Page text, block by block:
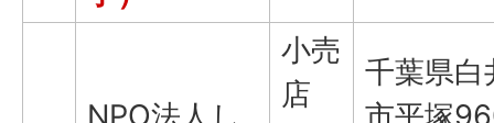
小売
店
千葉県白